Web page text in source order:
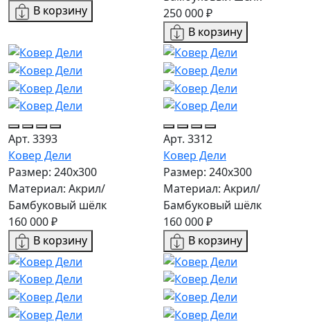
В корзину
250 000 ₽
В корзину
Арт. 3393
Ковер Дели
Размер: 240х300
Материал: Акрил/
Бамбуковый шёлк
160 000 ₽
В корзину
Арт. 3312
Ковер Дели
Размер: 240х300
Материал: Акрил/
Бамбуковый шёлк
160 000 ₽
В корзину